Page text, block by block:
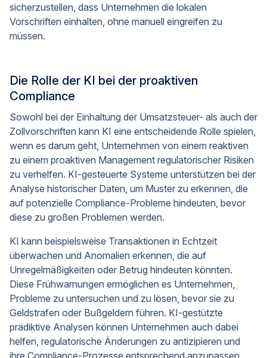
sicherzustellen, dass Unternehmen die lokalen
Vorschriften einhalten, ohne manuell eingreifen zu
müssen.
Die Rolle der KI bei der proaktiven
Compliance
Sowohl bei der Einhaltung der Umsatzsteuer- als auch der
Zollvorschriften kann KI eine entscheidende Rolle spielen,
wenn es darum geht, Unternehmen von einem reaktiven
zu einem proaktiven Management regulatorischer Risiken
zu verhelfen. KI-gesteuerte Systeme unterstützen bei der
Analyse historischer Daten, um Muster zu erkennen, die
auf potenzielle Compliance-Probleme hindeuten, bevor
diese zu großen Problemen werden.
KI kann beispielsweise Transaktionen in Echtzeit
überwachen und Anomalien erkennen, die auf
Unregelmäßigkeiten oder Betrug hindeuten könnten.
Diese Frühwarnungen ermöglichen es Unternehmen,
Probleme zu untersuchen und zu lösen, bevor sie zu
Geldstrafen oder Bußgeldern führen. KI-gestützte
prädiktive Analysen können Unternehmen auch dabei
helfen, regulatorische Änderungen zu antizipieren und